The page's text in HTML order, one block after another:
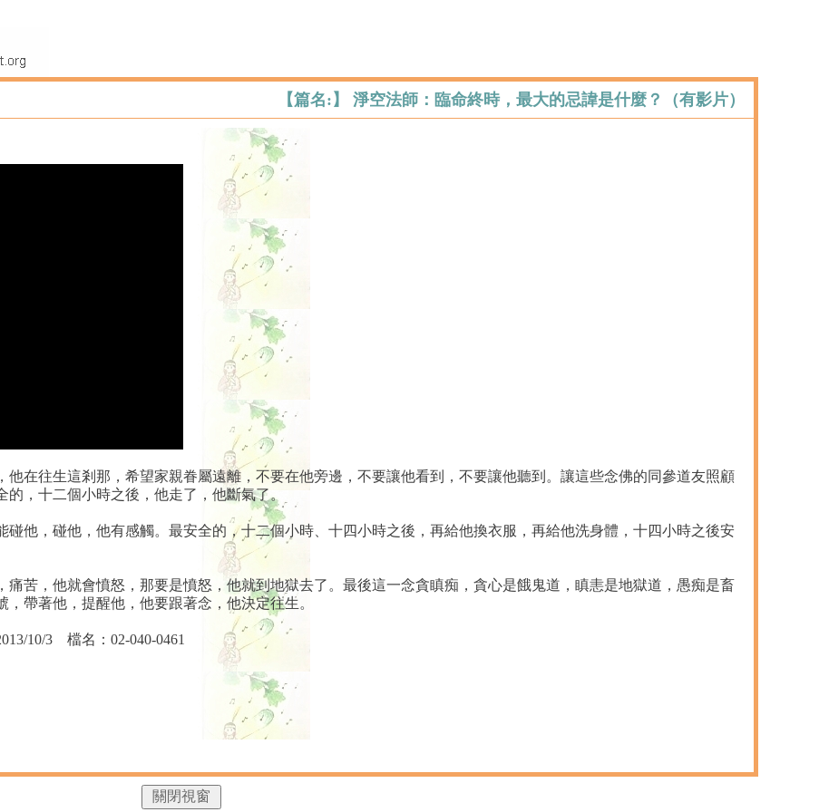
【篇名:】 淨空法師：臨命終時，最大的忌諱是什麼？（有影片）
在往生這剎那，希望家親眷屬遠離，不要在他旁邊，不要讓他看到，不要讓他聽到。讓這些念佛的同參道友照顧
，十二個小時之後，他走了，他斷氣了。
他，碰他，他有感觸。最安全的，十二個小時、十四小時之後，再給他換衣服，再給他洗身體，十四小時之後安
苦，他就會憤怒，那要是憤怒，他就到地獄去了。最後這一念貪瞋痴，貪心是餓鬼道，瞋恚是地獄道，愚痴是畜
帶著他，提醒他，他要跟著念，他決定往生。
10/3 檔名：02-040-0461